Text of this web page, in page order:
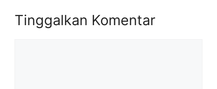
Tinggalkan Komentar